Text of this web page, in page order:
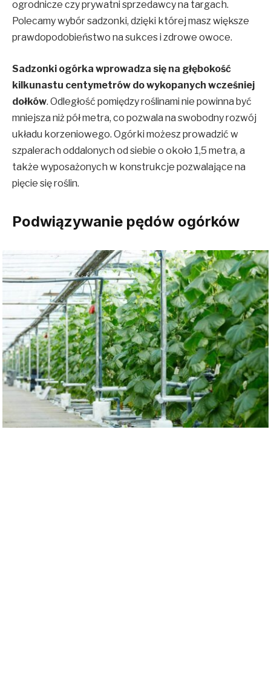
ogrodnicze czy prywatni sprzedawcy na targach.
Polecamy wybór sadzonki, dzięki której masz większe
prawdopodobieństwo na sukces i zdrowe owoce.
Sadzonki ogórka wprowadza się na głębokość
kilkunastu centymetrów do wykopanych wcześniej
dołków. Odległość pomiędzy roślinami nie powinna być
mniejsza niż pół metra, co pozwala na swobodny rozwój
układu korzeniowego. Ogórki możesz prowadzić w
szpalerach oddalonych od siebie o około 1,5 metra, a
także wyposażonych w konstrukcje pozwalające na
pięcie się roślin.
Podwiązywanie pędów ogórków